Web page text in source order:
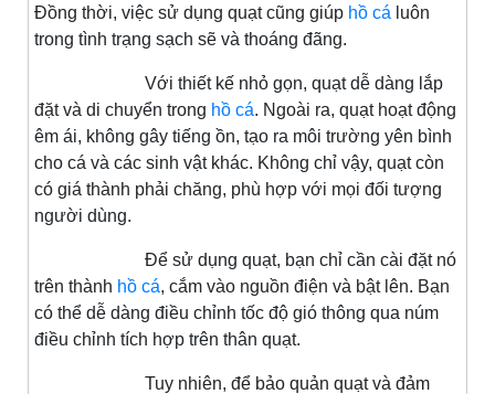
Đồng thời, việc sử dụng quạt cũng giúp hồ cá luôn
trong tình trạng sạch sẽ và thoáng đãng.
Với thiết kế nhỏ gọn, quạt dễ dàng lắp
đặt và di chuyển trong hồ cá. Ngoài ra, quạt hoạt động
êm ái, không gây tiếng ồn, tạo ra môi trường yên bình
cho cá và các sinh vật khác. Không chỉ vậy, quạt còn
có giá thành phải chăng, phù hợp với mọi đối tượng
người dùng.
Để sử dụng quạt, bạn chỉ cần cài đặt nó
trên thành hồ cá, cắm vào nguồn điện và bật lên. Bạn
có thể dễ dàng điều chỉnh tốc độ gió thông qua núm
điều chỉnh tích hợp trên thân quạt.
Tuy nhiên, để bảo quản quạt và đảm